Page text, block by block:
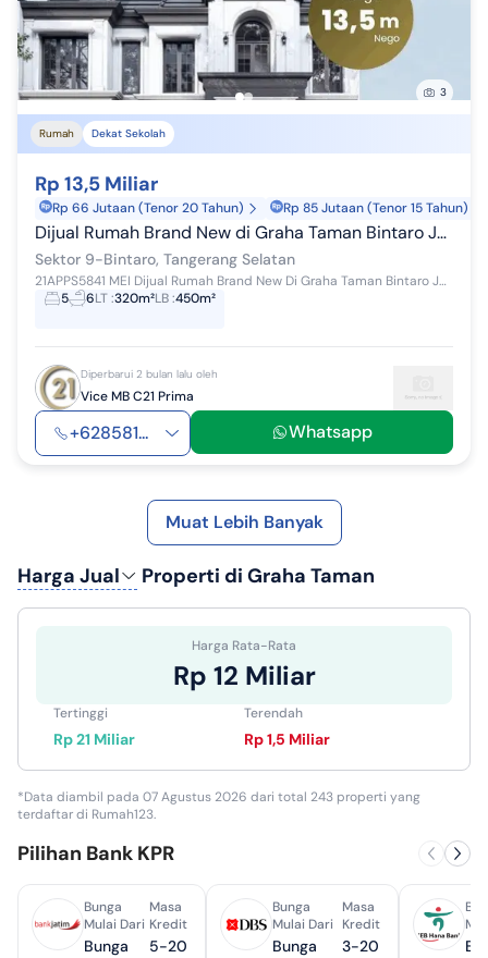
3
Rumah Dekat Sekolah
Rp 13,5 Miliar
Rp 66 Jutaan (Tenor 20 Tahun) Rp 85 Jutaan (Tenor 15 Tahun)
Dijual Rumah Brand New di Graha Taman Bintaro Jaya Sektor 9
Sektor 9-Bintaro, Tangerang Selatan
21APPS5841 MEI Dijual Rumah Brand New Di Graha Taman Bintaro Jaya Sektor 9 LT: 320 Meter, LB: 450 Meter, Lantai: 2, Listrik:3500 Watt, Kama...
5
6LT:320m²LB:450m²
Diperbarui 2 bulan lalu oleh
Vice MB C21 Prima
+628581... Whatsapp
Muat Lebih Banyak
Harga Jual Properti di Graha Taman
Harga Rata-Rata
Rp 12 Miliar
Tertinggi
Rp 21 Miliar
Terendah
Rp 1,5 Miliar
*Data diambil pada 07 Agustus 2026 dari total 243 properti yang
terdaftar di Rumah123.
Pilihan Bank KPR
Bunga
Mulai Dari
Bunga
Masa
Kredit
5-20
Bunga
Mulai Dari
Bunga
Masa
Kredit
3-20